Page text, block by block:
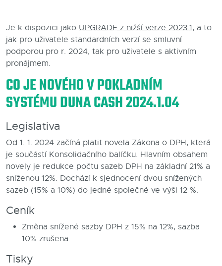
Partneři
Blog
Kontakty
Je k dispozici jako UPGRADE z nižší verze 2023.1, a to
jak pro uživatele standardních verzí se smluvní
podporou pro r. 2024, tak pro uživatele s aktivním
pronájmem.
CO JE NOVÉHO V POKLADNÍM
SYSTÉMU DUNA CASH 2024.1.04
Legislativa
Od 1. 1. 2024 začíná platit novela Zákona o DPH, která
je součástí Konsolidačního balíčku. Hlavním obsahem
novely je redukce počtu sazeb DPH na základní 21% a
sníženou 12%. Dochází k sjednocení dvou snížených
sazeb (15% a 10%) do jedné společné ve výši 12 %.
Ceník
Změna snížené sazby DPH z 15% na 12%, sazba
10% zrušena.
Tisky